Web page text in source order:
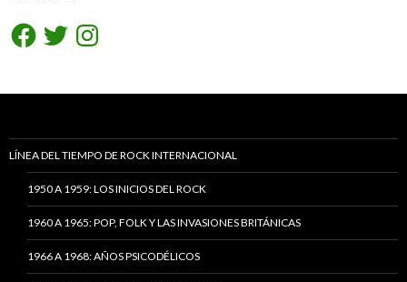
FacebookTwitterInstagram
LÍNEA DEL TIEMPO DE ROCK INTERNACIONAL
1950 A 1959: LOS INICIOS DEL ROCK
1960 A 1965: POP, FOLK Y LAS INVASIONES BRITÁNICAS
1966 A 1968: AÑOS PSICODÉLICOS